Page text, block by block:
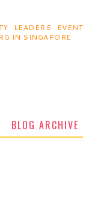
LEADERS EVENT
IN SINGAPORE
BLOG ARCHIVE